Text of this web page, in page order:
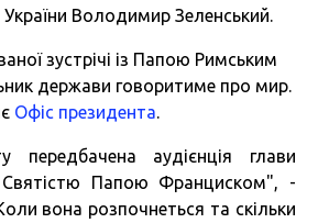
Володимир Зеленський.
зустрічі із Папою Римським
держави говоритиме про мир.
Офіс президента
передбачена аудієнція глави
Папою Франциском", -
вона розпочнеться та скільки